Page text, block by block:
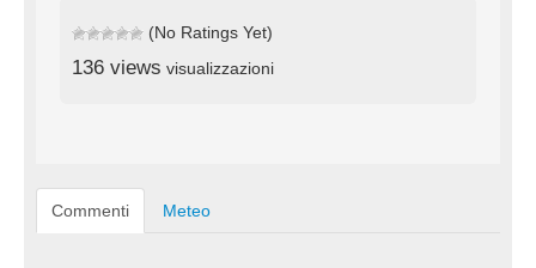
(No Ratings Yet)
136 views visualizzazioni
Commenti Meteo